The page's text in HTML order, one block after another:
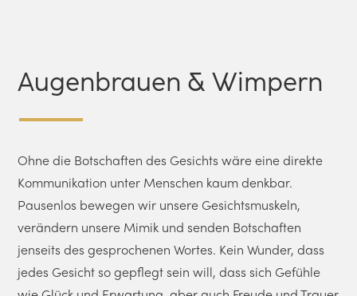
Augenbrauen & Wimpern
Ohne die Botschaften des Gesichts wäre eine direkte
Kommunikation unter Menschen kaum denkbar.
Pausenlos bewegen wir unsere Gesichtsmuskeln,
verändern unsere Mimik und senden Botschaften
jenseits des gesprochenen Wortes. Kein Wunder, dass
jedes Gesicht so gepflegt sein will, dass sich Gefühle